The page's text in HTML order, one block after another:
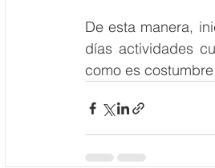
De esta manera,
días actividades
como es